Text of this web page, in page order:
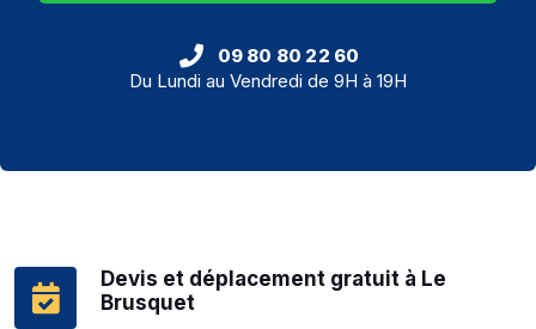
Devis et déplacement gratuit à Le
Brusquet
09 80 80 22 60
Du Lundi au Vendredi de 9H à 19H